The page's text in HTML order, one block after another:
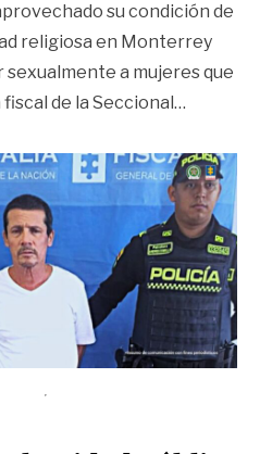
su condición de
religiosa en Monterrey
sexualmente a mujeres que
de la Seccional …